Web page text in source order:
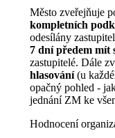
Město zveřejňuje
kompletních
odesílány
7 dní předem mít
zastupitelé. Dále
hlasování(u
opačný pohled -
jednání ZM ke
Hodnocení